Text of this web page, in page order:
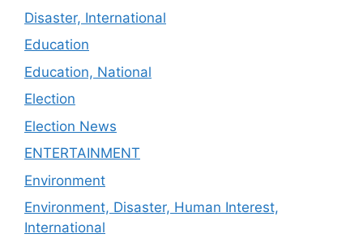
Disaster, International
Education
Education, National
Election
Election News
ENTERTAINMENT
Environment
Environment, Disaster, Human Interest,
International